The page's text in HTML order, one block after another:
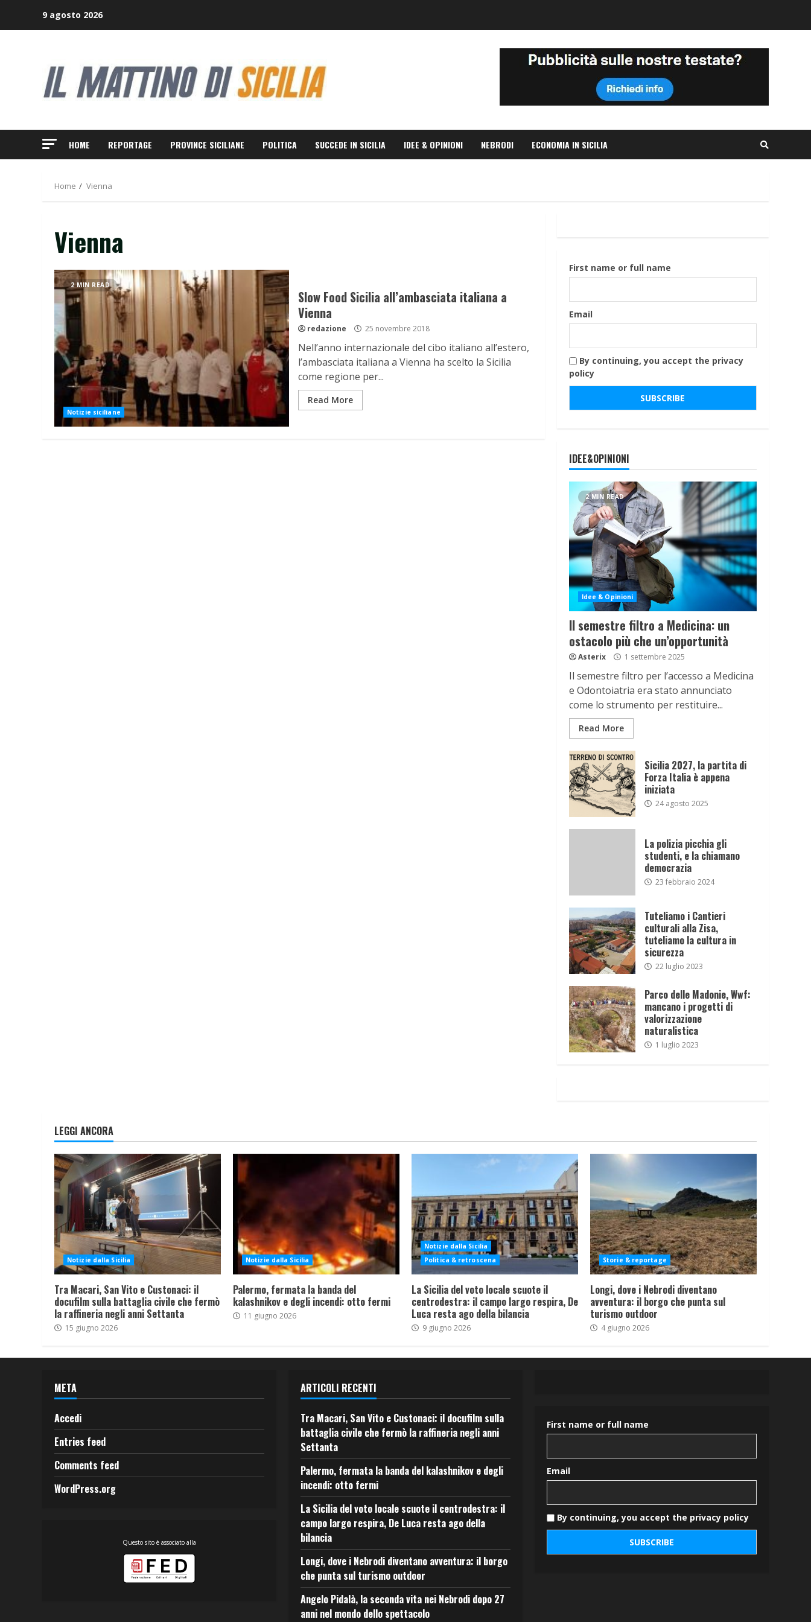
9 agosto 2026
HOME REPORTAGE PROVINCE SICILIANE POLITICA SUCCEDE IN SICILIA IDEE & OPINIONI NEBRODI ECONOMIA IN SICILIA
Home Vienna
Vienna
2 MIN READ
Notizie siciliane
Slow Food Sicilia all’ambasciata italiana a
Vienna
redazione 25 novembre 2018
Nell’anno internazionale del cibo italiano all’estero,
l’ambasciata italiana a Vienna ha scelto la Sicilia
come regione per...
Read More
First name or full name
Email
By continuing, you accept the privacy
policy
IDEE&OPINIONI
2 MIN READ
Idee & Opinioni
Il semestre filtro a Medicina: un
ostacolo più che un’opportunità
Asterix 1 settembre 2025
Il semestre filtro per l’accesso a Medicina
e Odontoiatria era stato annunciato
come lo strumento per restituire...
Read More
Sicilia 2027, la partita di
Forza Italia è appena
iniziata
24 agosto 2025
La polizia picchia gli
studenti, e la chiamano
democrazia
23 febbraio 2024
Tuteliamo i Cantieri
culturali alla Zisa,
tuteliamo la cultura in
sicurezza
22 luglio 2023
Parco delle Madonie, Wwf:
mancano i progetti di
valorizzazione
naturalistica
1 luglio 2023
LEGGI ANCORA
Notizie dalla Sicilia
Tra Macari, San Vito e Custonaci: il
docufilm sulla battaglia civile che fermò
la raffineria negli anni Settanta
15 giugno 2026
Notizie dalla Sicilia
Palermo, fermata la banda del
kalashnikov e degli incendi: otto fermi
11 giugno 2026
Notizie dalla Sicilia
Politica & retroscena
La Sicilia del voto locale scuote il
centrodestra: il campo largo respira, De
Luca resta ago della bilancia
9 giugno 2026
Storie & reportage
Longi, dove i Nebrodi diventano
avventura: il borgo che punta sul
turismo outdoor
4 giugno 2026
META
Accedi
Entries feed
Comments feed
WordPress.org
Questo sito è associato alla
ARTICOLI RECENTI
Tra Macari, San Vito e Custonaci: il docufilm sulla
battaglia civile che fermò la raffineria negli anni
Settanta
Palermo, fermata la banda del kalashnikov e degli
incendi: otto fermi
La Sicilia del voto locale scuote il centrodestra: il
campo largo respira, De Luca resta ago della
bilancia
Longi, dove i Nebrodi diventano avventura: il borgo
che punta sul turismo outdoor
Angelo Pidalà, la seconda vita nei Nebrodi dopo 27
anni nel mondo dello spettacolo
First name or full name
Email
By continuing, you accept the privacy policy